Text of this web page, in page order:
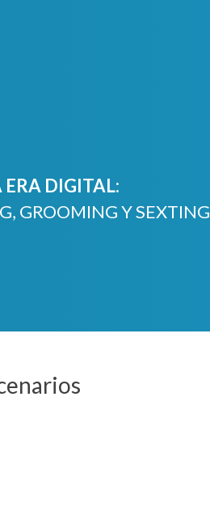
ERA DIGITAL:
GROOMING Y SEXTING